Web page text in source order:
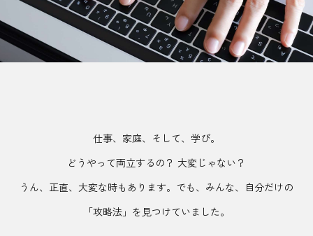
仕事、家庭、そして、学び。
どうやって両立するの？ 大変じゃない？
うん、正直、大変な時もあります。でも、みんな、自分だけの
「攻略法」を見つけていました。